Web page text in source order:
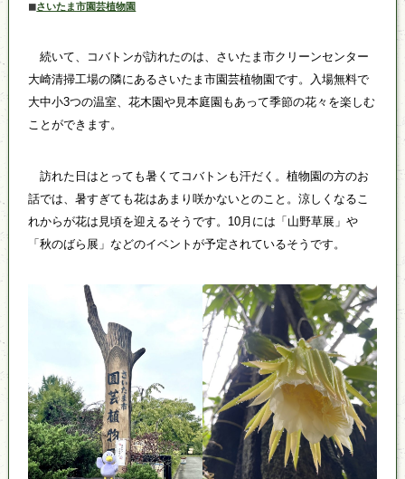
◼さいたま市園芸植物園
続いて、コバトンが訪れたのは、さいたま市クリーンセンター
大崎清掃工場の隣にあるさいたま市園芸植物園です。入場無料で
大中小3つの温室、花木園や見本庭園もあって季節の花々を楽しむ
ことができます。
訪れた日はとっても暑くてコバトンも汗だく。植物園の方のお
話では、暑すぎても花はあまり咲かないとのこと。涼しくなるこ
れからが花は見頃を迎えるそうです。10月には「山野草展」や
「秋のばら展」などのイベントが予定されているそうです。